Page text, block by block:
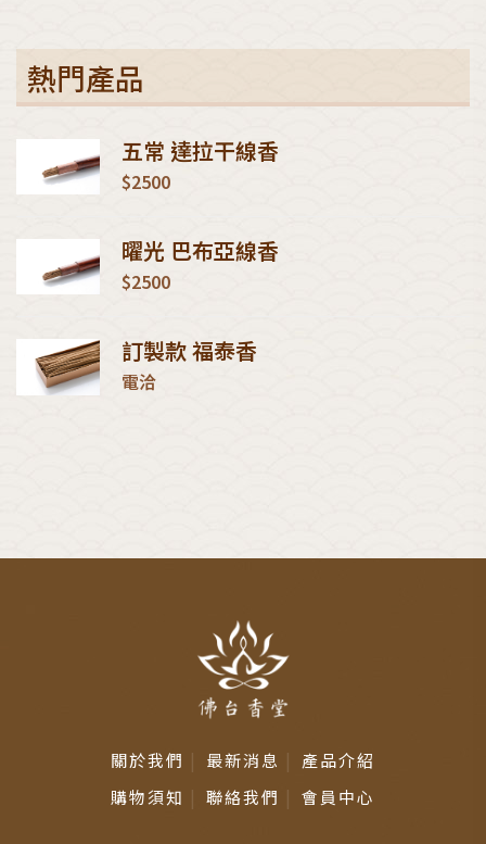
熱門產品
五常 達拉干線香
$2500
曜光 巴布亞線香
$2500
訂製款 福泰香
電洽
關於我們 最新消息
產品介紹
購物須知
聯絡我們 會員中心